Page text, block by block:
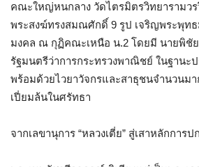
คณะใหญ่หนกลาง วัดไตรมิตรวิทยารามวร
พระสงฆ์ทรงสมณศักดิ์ 9 รูป เจริญพระพุท
มงคล ณ กุฏิคณะเหนือ น.2 โดยมี นายพิชั
รัฐมนตรีว่าการกระทรวงพาณิชย์ ในฐานะ
พร้อมด้วยไวยาวัจกรและสาธุชนจำนวนม
เปี่ยมล้นในศรัทธา
จากเลขานุการ “หลวงเตี่ย” สู่เสาหลักการ